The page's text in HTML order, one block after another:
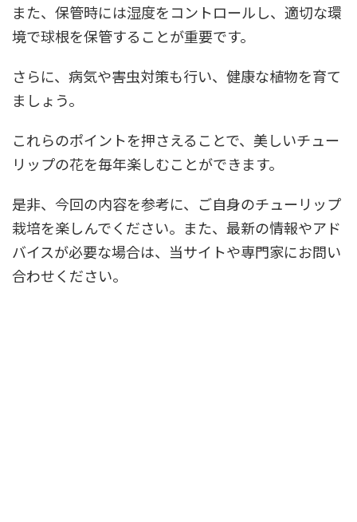
また、保管時には湿度をコントロールし、適切な環
境で球根を保管することが重要です。
さらに、病気や害虫対策も行い、健康な植物を育て
ましょう。
これらのポイントを押さえることで、美しいチュー
リップの花を毎年楽しむことができます。
是非、今回の内容を参考に、ご自身のチューリップ
栽培を楽しんでください。また、最新の情報やアド
バイスが必要な場合は、当サイトや専門家にお問い
合わせください。